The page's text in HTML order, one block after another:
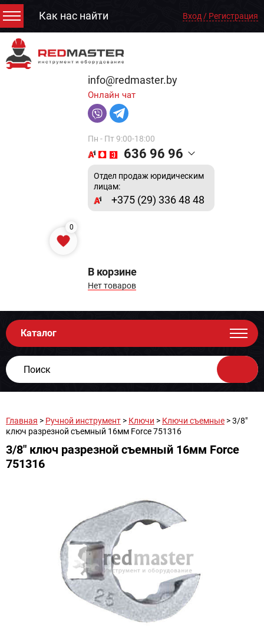
Как нас найти Вход / Регистрация
info@redmaster.by
Онлайн чат
Пн - Пт 9:00-18:00
636 96 96
Отдел продаж юридическим
лицам:
+375 (29) 336 48 48
0
В корзине
Нет товаров
Каталог
Главная > Ручной инструмент > Ключи > Ключи съемные > 3/8"
ключ разрезной съемный 16мм Force 751316
3/8" ключ разрезной съемный 16мм Force
751316